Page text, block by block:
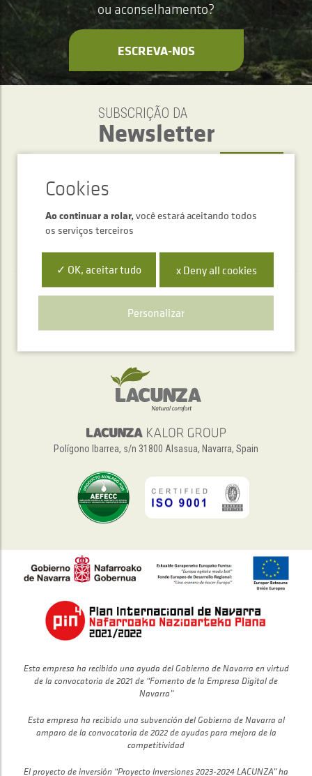
ou aconselhamento?
ESCREVA-NOS
SUBSCRIÇÃO DA
Newsletter
Serviço de atendimento telefónico
+34 948 563 511
Polígono Ibarrea, s/n 31800 Alsasua, Navarra, Spain
Esta empresa ha recibido una ayuda del Gobierno de Navarra en virtud
de la convocatoria de 2021 de “Fomento de la Empresa Digital de
Navarra”
Esta empresa ha recibido una subvención del Gobierno de Navarra al
amparo de la convocatoria de 2022 de ayudas para mejora de la
competitividad
El proyecto de inversión “Proyecto Inversiones 2023-2024 LACUNZA” ha
Ao continuar a rolar,você estará aceitando todos
os serviços terceiros
✓ OK, aceitar tudo x Deny all cookies
Personalizar